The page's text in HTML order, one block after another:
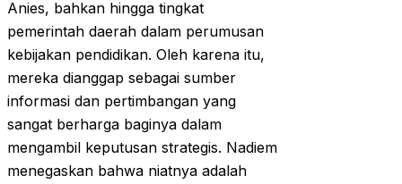
Anies, bahkan hingga tingkat
pemerintah daerah dalam perumusan
kebijakan pendidikan. Oleh karena itu,
mereka dianggap sebagai sumber
informasi dan pertimbangan yang
sangat berharga baginya dalam
mengambil keputusan strategis. Nadiem
menegaskan bahwa niatnya adalah